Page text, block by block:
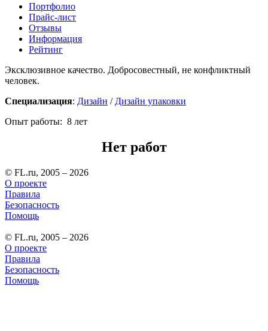
Портфолио
Прайс-лист
Отзывы
Информация
Рейтинг
Эксклюзивное качество. Добросовестный, не конфликтный
человек.
Специализация: Дизайн / Дизайн упаковки
Опыт работы: 8 лет
Нет работ
© FL.ru, 2005 – 2026
О проекте
Правила
Безопасность
Помощь
© FL.ru, 2005 – 2026
О проекте
Правила
Безопасность
Помощь